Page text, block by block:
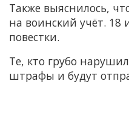
Также выяснилось,
на воинский учёт. 18
повестки.
Те, кто грубо
штрафы и будут